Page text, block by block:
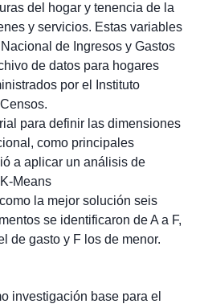
del hogar y tenencia de la
y servicios. Estas variables
de Ingresos y Gastos
de datos para hogares
por el Instituto
para definir las dimensiones
como principales
a aplicar un análisis de
Means
la mejor solución seis
se identificaron de A a F,
de gasto y F los de menor.
investigación base para el